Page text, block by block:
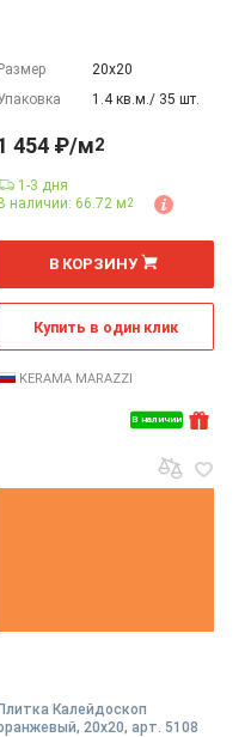
Размер
20х20
1.4 кв.м./ 35 шт.
В наличии
454 ₽/м2
1-3 дня
В наличии: 66.72 м2
м
В КОРЗИНУ
Купить в один клик
KERAMA MARAZZI
Калейдоскоп
20x20, арт. 5108